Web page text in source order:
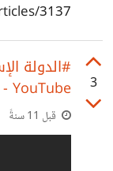
3137/
3
‫#الدولة
#عبد الباري عطوان ( قراءة و تحليل )‬‎ - YouTube
قبل 11 سنةً